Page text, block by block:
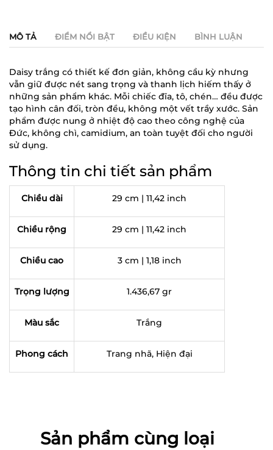
MÔ TẢ ĐIỂM NỔI BẬT ĐIỀU KIỆN BÌNH LUẬN
Daisy trắng có thiết kế đơn giản, không cầu kỳ nhưng
vẫn giữ được nét sang trọng và thanh lịch hiếm thấy ở
những sản phẩm khác. Mỗi chiếc đĩa, tô, chén… đều được
tạo hình cân đối, tròn đều, không một vết trầy xước. Sản
phẩm được nung ở nhiệt độ cao theo công nghệ của
Đức, không chì, camidium, an toàn tuyệt đối cho người
sử dụng.
Thông tin chi tiết sản phẩm
Chiều dài 29 cm | 11,42 inch
Chiều rộng 29 cm | 11,42 inch
Chiều cao 3 cm | 1,18 inch
Trọng lượng 1.436,67 gr
Màu sắc Trắng
Phong cách Trang nhã, Hiện đại
Sản phẩm cùng loại